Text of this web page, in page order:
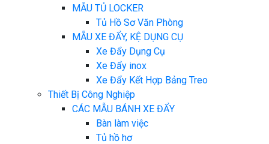
MẪU TỦ LOCKER
Tủ Hồ Sơ Văn Phòng
MẪU XE ĐẨY, KỆ DỤNG CỤ
Xe Đẩy Dụng Cụ
Xe Đẩy inox
Xe Đẩy Kết Hợp Bảng Treo
Thiết Bị Công Nghiệp
CÁC MẪU BÁNH XE ĐẨY
Bàn làm việc
Tủ hồ hơ